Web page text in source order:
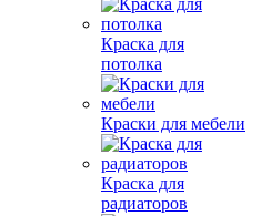
Краска для
потолка
Краски для мебели
Краска для
радиаторов